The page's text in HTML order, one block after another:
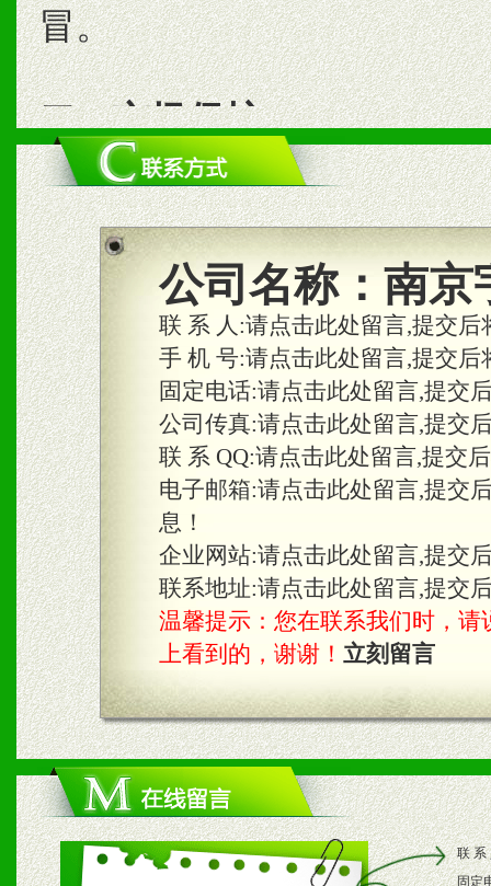
冒。
二、市场保护
1、统一市场价格；建立全
商利润。
2、区域独家经营；建立区
合作关系。
三、物料及媒体
1、免费提供体验及宣传彩
2、不定期在各大知名网站
知名度和影响力。
3、根据地方实际情况提供
具。
四、市场操作及支持
1、根据区域市场协助制定
2、根据具体情况公司给予
3、根据市场需要，派驻区
公司名称： 南京
联 系 人:请点击此处留言,提交
手 机 号:请点击此处留言,提交
固定电话:请点击此处留言,提交
公司传真:请点击此处留言,提交
联 系 QQ:请点击此处留言,提交
电子邮箱:请点击此处留言,提交
息！
企业网站:请点击此处留言,提交
联系地址:请点击此处留言,提交
温馨提示：您在联系我们时，请
上看到的，谢谢！ 立刻留言
联 系
固定